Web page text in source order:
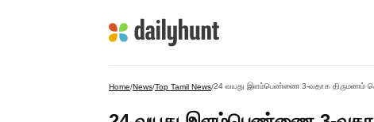
Home/News/Top Tamil News/24 வயது இளம்பெண்ணை 3-வதாக திருமணம்